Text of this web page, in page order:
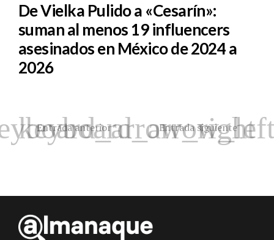
De Vielka Pulido a «Cesarín»:
suman al menos 19 influencers
asesinados en México de 2024 a
2026
Entrada anterior Entrada siguiente